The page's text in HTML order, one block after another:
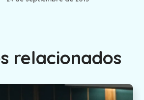
relacionados